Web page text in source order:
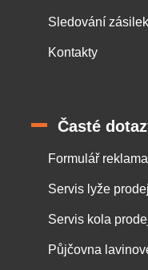
Sledování zásilek
Kontakty
Časté
Formulář
Servis lyže
Servis kola
Půjčovna